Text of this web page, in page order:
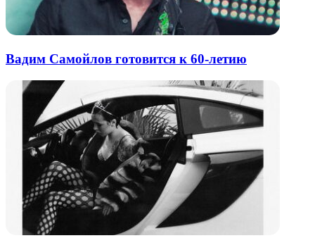
Вадим Самойлов готовится к 60-летию